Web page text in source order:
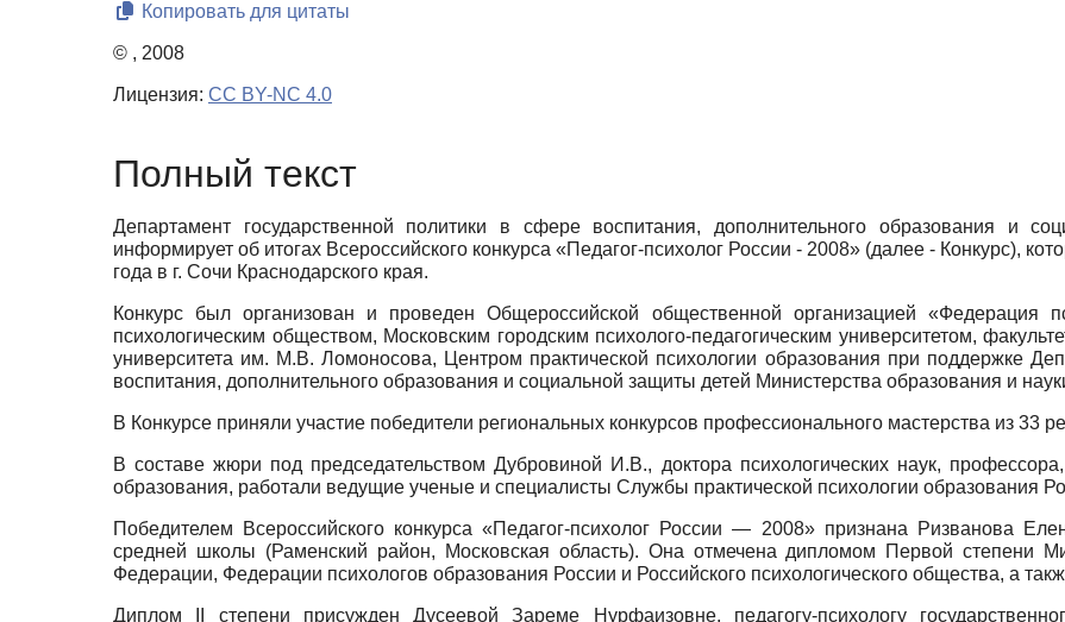
Копировать для цитаты
© , 2008
Лицензия: CC BY-NC 4.0
Полный текст
Департамент государственной политики в сфере воспитания, дополнительного образования и
информирует об итогах Всероссийского конкурса «Педагог-психолог России - 2008» (далее - Конкурс),
года в г. Сочи Краснодарского края.
Конкурс был организован и проведен Общероссийской общественной организацией «Федерация
психологическим обществом, Московским городским психолого-педагогическим университетом,
университета им. М.В. Ломоносова, Центром практической психологии образования при поддержке
воспитания, дополнительного образования и социальной защиты детей Министерства образования и
В Конкурсе приняли участие победители региональных конкурсов профессионального мастерства из 33
В составе жюри под председательством Дубровиной И.В., доктора психологических наук,
образования, работали ведущие ученые и специалисты Службы практической психологии образования
Победителем Всероссийского конкурса «Педагог-психолог России — 2008» признана Ризванова
средней школы (Раменский район, Московская область). Она отмечена дипломом Первой степени
Федерации, Федерации психологов образования России и Российского психологического общества, а
Диплом II степени присужден Дусеевой Зареме Нурфаизовне, педагогу-психологу